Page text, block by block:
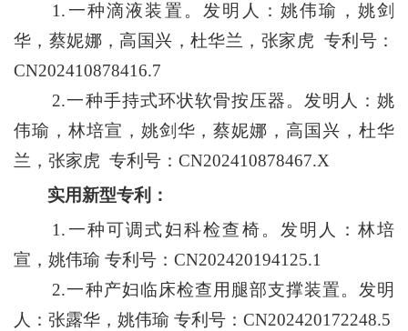
1.一种滴液装置。发明人：姚伟瑜，姚剑
华，蔡妮娜，高国兴，杜华兰，张家虎 专利号：
CN202410878416.7
2.一种手持式环状软骨按压器。发明人：姚
伟瑜，林培宣，姚剑华，蔡妮娜，高国兴，杜华
兰，张家虎 专利号：CN202410878467.X
实用新型专利：
1.一种可调式妇科检查椅。发明人：林培
宣，姚伟瑜 专利号：CN202420194125.1
2.一种产妇临床检查用腿部支撑装置。发明
人：张露华，姚伟瑜 专利号：CN202420172248.5